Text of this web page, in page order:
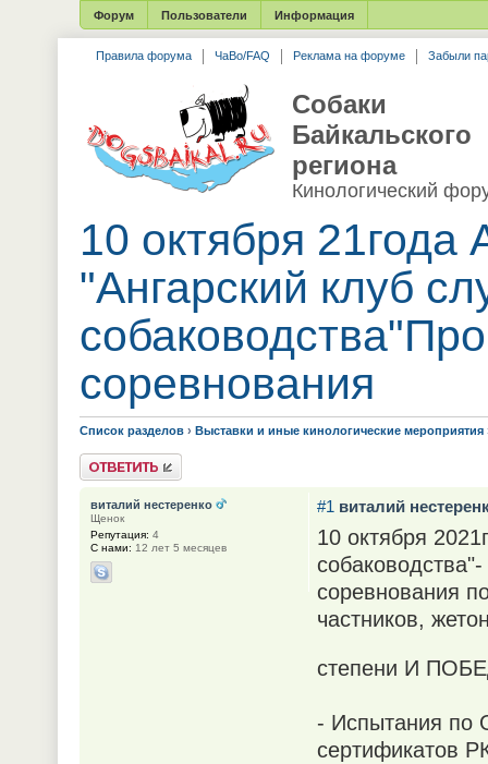
Форум Пользователи Информация
Правила форума ЧаВо/FAQ Реклама на форуме Забыли
Собаки
Байкальского
региона
Кинологический
10 октября
"Ангарский клуб
соревнования
Список разделов › Выставки и иные кинологические мероприятия
Ответить
#1 виталий
10 октября
соревнования
частников,
степени И
- Испытания по
сертификатов
виталий нестеренко
Щенок
Репутация: 4
С нами: 12 лет 5 месяцев